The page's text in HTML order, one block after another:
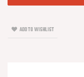
ADD TO WISHLIST